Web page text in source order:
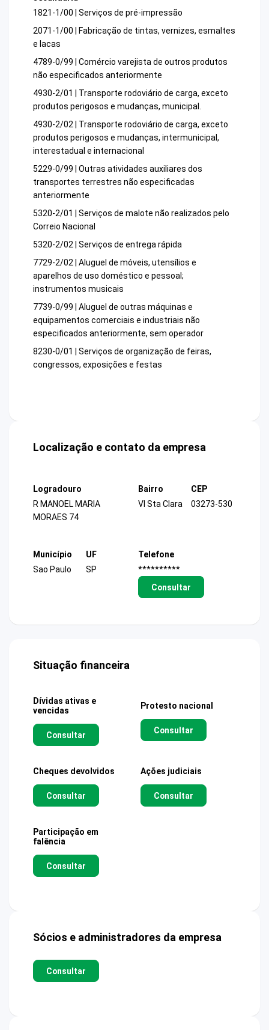
1821-1/00 | Serviços de pré-impressão
2071-1/00 | Fabricação de tintas, vernizes, esmaltes
e lacas
4789-0/99 | Comércio varejista de outros produtos
não especificados anteriormente
4930-2/01 | Transporte rodoviário de carga, exceto
produtos perigosos e mudanças, municipal.
4930-2/02 | Transporte rodoviário de carga, exceto
produtos perigosos e mudanças, intermunicipal,
interestadual e internacional
5229-0/99 | Outras atividades auxiliares dos
transportes terrestres não especificadas
anteriormente
5320-2/01 | Serviços de malote não realizados pelo
Correio Nacional
5320-2/02 | Serviços de entrega rápida
7729-2/02 | Aluguel de móveis, utensílios e
aparelhos de uso doméstico e pessoal;
instrumentos musicais
7739-0/99 | Aluguel de outras máquinas e
equipamentos comerciais e industriais não
especificados anteriormente, sem operador
8230-0/01 | Serviços de organização de feiras,
congressos, exposições e festas
Localização e contato da empresa
Logradouro
R MANOEL MARIA
MORAES 74
Bairro
Vl Sta Clara
CEP
03273-530
Município
Sao Paulo
UF
SP
Telefone
**********
Consultar
Situação financeira
Dívidas ativas e
vencidas
Consultar
Protesto nacional
Consultar
Cheques devolvidos
Consultar
Ações judiciais
Consultar
Participação em
falência
Consultar
Sócios e administradores da empresa
Consultar